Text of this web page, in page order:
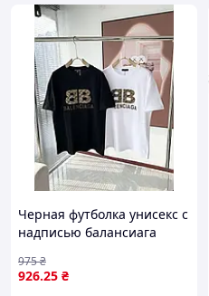
Черная футболка унисекс с
надписью балансиага
молодежная модель для
парня MGAtime3099
926.25 ₴
975₴